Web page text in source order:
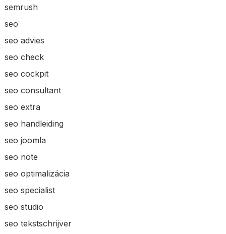
semrush
seo
seo advies
seo check
seo cockpit
seo consultant
seo extra
seo handleiding
seo joomla
seo note
seo optimalizácia
seo specialist
seo studio
seo tekstschrijver